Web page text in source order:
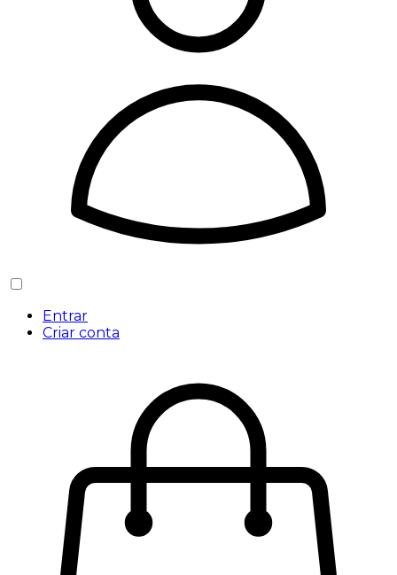
Entrar
Criar conta